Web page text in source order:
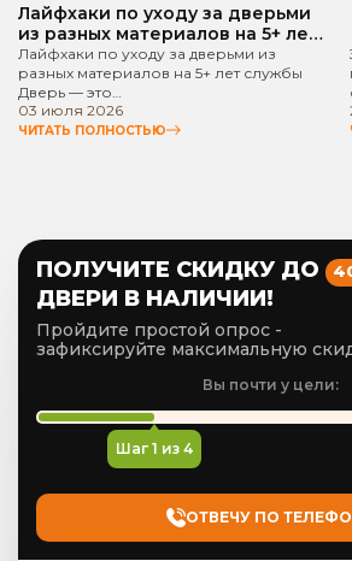
Лайфхаки по уходу за дверьми
из разных материалов на 5+ лет
службы
Лайфхаки по уходу за дверьми из
разных материалов на 5+ лет службы
Дверь — это…
03 июля 2026
ЧИТАТЬ ПОЛНОСТЬЮ
ПОЛУЧИТЕ СКИДКУ ДО
ДВЕРИ В НАЛИЧИИ!
Пройдите простой опрос -
зафиксируйте максимальную
Вы почти у цели:
Шаг 1 из 4
ОТВЕЧУ ПО